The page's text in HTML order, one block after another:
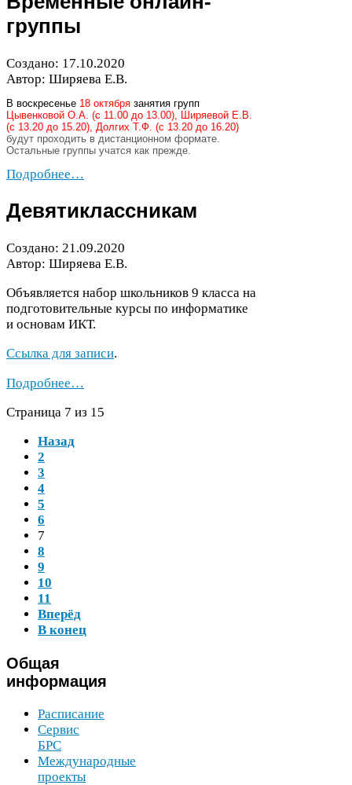
группы
Создано: 17.10.2020
Автор: Ширяева Е.В.
В воскресенье 18 октября занятия групп
Цывенковой О.А. (с 11 00 до 13 00), Ширяевой Е.В.
(с 13 20 до 15 20), Долгих Т.Ф. (с 13 20 до 16 20)
будут проходить в дистанционном формате.
Остальные группы учатся как прежде.
Подробнее…
Девятиклассникам
Создано: 21.09.2020
Автор: Ширяева Е.В.
Объявляется набор школьников 9 класса на
подготовительные курсы по информатике
и основам ИКТ.
Ссылка для записи.
Подробнее…
Страница 7 из 15
Назад
2
3
4
5
6
7
8
9
10
11
Вперёд
В конец
Общая
информация
Расписание
Сервис
БРС
Международные
проекты